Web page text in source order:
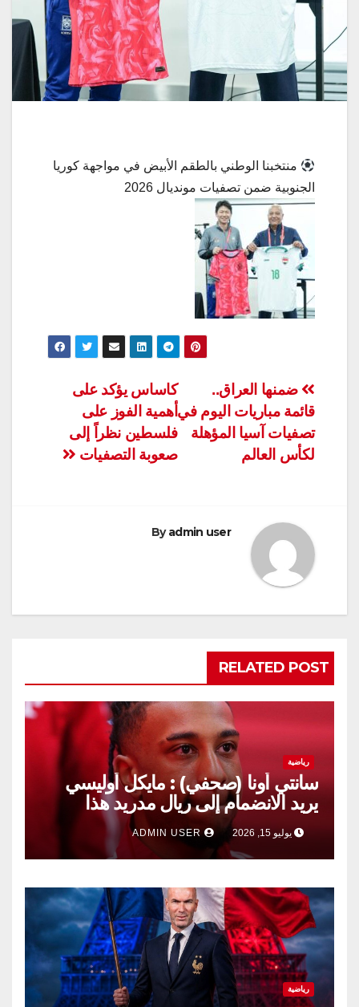
منتخبنا الوطني بالطقم الأبيض في مواجهة كوريا
الجنوبية ضمن تصفيات مونديال 2026
تصفّح
المقالات
كاساس يؤكد على
أهمية الفوز على
فلسطين نظراً إلى
صعوبة التصفيات
ضمنها العراق..
قائمة مباريات اليوم في
تصفيات آسيا المؤهلة
لكأس العالم
Byadmin user
RELATED POST
رياضية
سانتي أونا (صحفي) : مايكل أوليسي
يريد الانضمام إلى ريال مدريد هذا
الصيف.
يوليو 15, 2026 ADMIN USER
رياضية